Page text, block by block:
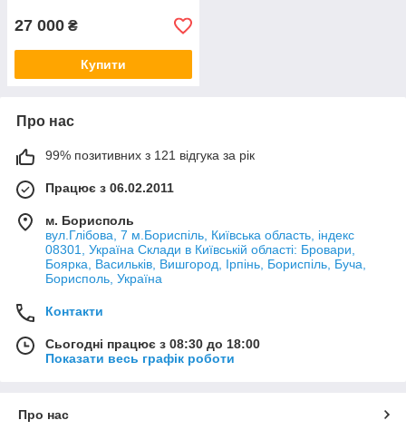
27 000 ₴
Купити
Про нас
99% позитивних з 121 відгука за рік
Працює з 06.02.2011
м. Борисполь
вул.Глібова, 7 м.Бориспіль, Київська область, індекс
08301, Україна Склади в Київській області: Бровари,
Боярка, Васильків, Вишгород, Ірпінь, Бориспіль, Буча,
Борисполь, Україна
Контакти
Сьогодні працює з 08:30 до 18:00
Показати весь графік роботи
Про нас